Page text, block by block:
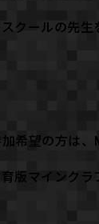
クールの先
希望の方は
版マインク